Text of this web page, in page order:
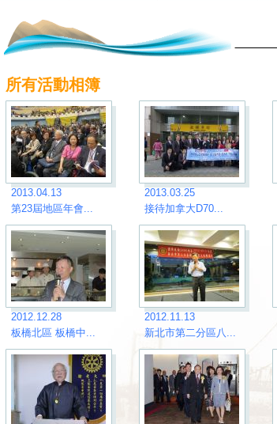
所有活動相簿
2013.04.13
第23屆地區年會...
2013.03.25
接待加拿大D70...
2012.12.28
板橋北區 板橋中...
2012.11.13
新北市第二分區八...